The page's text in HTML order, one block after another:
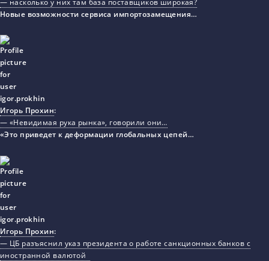
— насколько у них там база поставщиков широкая?
Новые возможности сервиса импортозамещения…
Игорь Прохин:
— «Невидимая рука рынка», говорили они…
«Это приведет к деформации глобальных цепей…
Игорь Прохин:
— ЦБ разъяснил указ президента о работе санкционных банков с
иностранной валютой